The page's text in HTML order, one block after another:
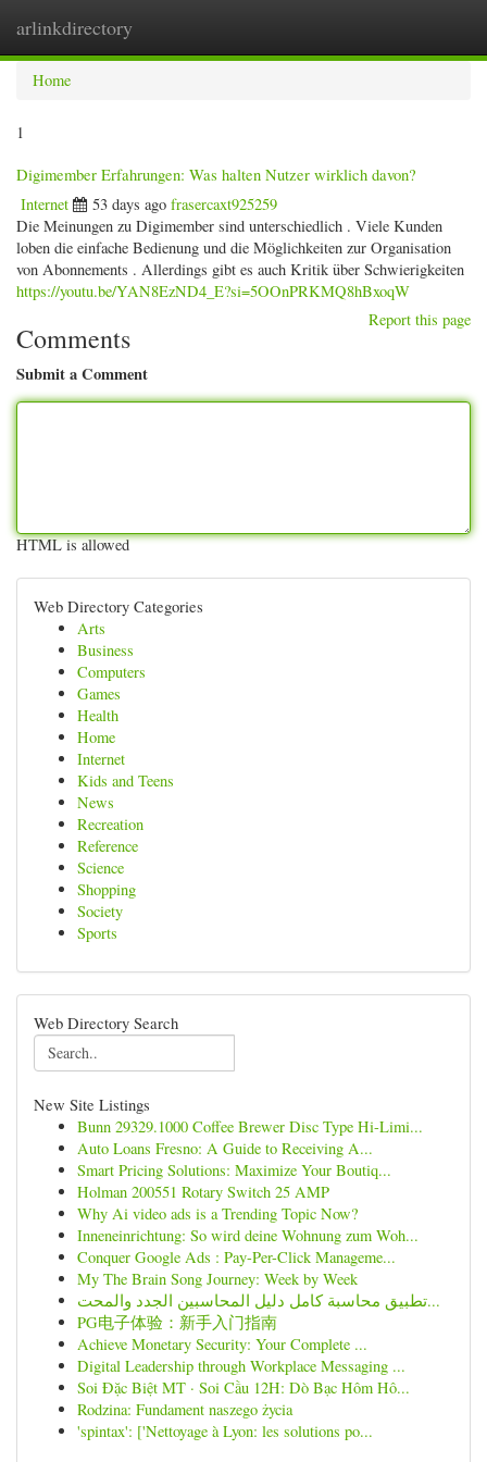
arlinkdirectory
Home
1
Digimember Erfahrungen: Was halten Nutzer wirklich davon?
Internet 53 days ago frasercaxt925259
Die Meinungen zu Digimember sind unterschiedlich . Viele Kunden
loben die einfache Bedienung und die Möglichkeiten zur Organisation
von Abonnements . Allerdings gibt es auch Kritik über Schwierigkeiten
https://youtu.be/YAN8EzND4_E?si=5OOnPRKMQ8hBxoqW
Report this page
Comments
Submit a Comment
HTML is allowed
Web Directory Categories
Arts
Business
Computers
Games
Health
Home
Internet
Kids and Teens
News
Recreation
Reference
Science
Shopping
Society
Sports
Web Directory Search
New Site Listings
Bunn 29329.1000 Coffee Brewer Disc Type Hi-Limi...
Auto Loans Fresno: A Guide to Receiving A...
Smart Pricing Solutions: Maximize Your Boutiq...
Holman 200551 Rotary Switch 25 AMP
Why Ai video ads is a Trending Topic Now?
Inneneinrichtung: So wird deine Wohnung zum Woh...
Conquer Google Ads : Pay-Per-Click Manageme...
My The Brain Song Journey: Week by Week
تطبيق محاسبة كامل دليل المحاسبين الجدد والمحت...
PG电子体验：新手入门指南
Achieve Monetary Security: Your Complete ...
Digital Leadership through Workplace Messaging ...
Soi Đặc Biệt MT · Soi Cầu 12H: Dò Bạc Hôm Hô...
Rodzina: Fundament naszego życia
'spintax': ['Nettoyage à Lyon: les solutions po...